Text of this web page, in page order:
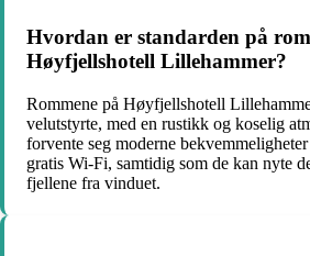
Hvordan er standarden på
Høyfjellshotell Lillehammer?
Rommene på Høyfjellshotell
velutstyrte, med en rustikk og koselig
forvente seg moderne
gratis Wi-Fi, samtidig som de kan nyte
fjellene fra vinduet.